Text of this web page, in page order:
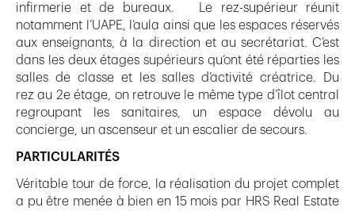
infirmerie et de bureaux. Le rez-supérieur réunit
notamment l’UAPE, l’aula ainsi que les espaces réservés
aux enseignants, à la direction et au secrétariat. C’est
dans les deux étages supérieurs qu’ont été réparties les
salles de classe et les salles d’activité créatrice. Du
rez au 2e étage, on retrouve le même type d’îlot central
regroupant les sanitaires, un espace dévolu au
concierge, un ascenseur et un escalier de secours.
PARTICULARITÉS
Véritable tour de force, la réalisation du projet complet
a pu être menée à bien en 15 mois par HRS Real Estate